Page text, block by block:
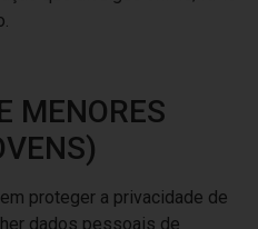
MENORES
proteger a privacidade de
dados pessoais de